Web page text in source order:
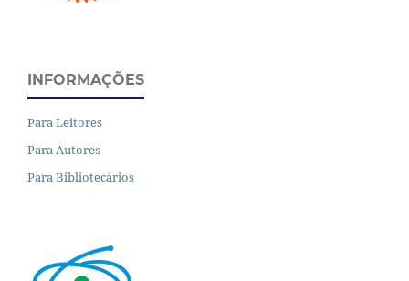
INFORMAÇÕES
Para Leitores
Para Autores
Para Bibliotecários